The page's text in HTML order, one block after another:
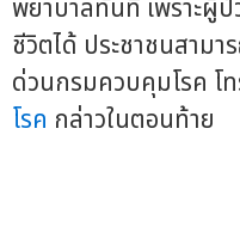
พยาบาลทันที เพราะผู้ป่
ชีวิตได้ ประชาชนสาม
ด่วนกรมควบคุมโรค โ
โรค กล่าวในตอนท้าย